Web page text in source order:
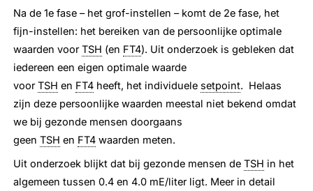
Na de 1e fase – het grof-instellen – komt de 2e fase, het
fijn-instellen: het bereiken van de persoonlijke optimale
waarden voorTSH (en FT4). Uit onderzoek is gebleken dat
iedereen een eigen optimale waarde
voorTSH en FT4 heeft, het individuele setpoint. Helaas
zijn deze persoonlijke waarden meestal niet bekend omdat
we bij gezonde mensen doorgaans
geenTSH en FT4 waarden meten.
Uit onderzoek blijkt dat bij gezonde mensen deTSH in het
algemeen tussen 0.4 en 4.0 mE/liter ligt. Meer in detail